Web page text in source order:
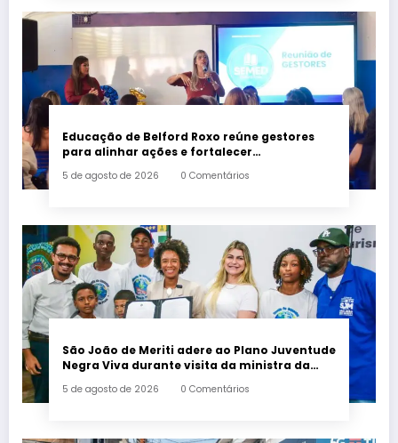
Educação de Belford Roxo reúne gestores
para alinhar ações e fortalecer
5 de agosto de 2026 0 Comentários
São João de Meriti adere ao Plano Juventude
Negra Viva durante visita da ministra da
5 de agosto de 2026 0 Comentários